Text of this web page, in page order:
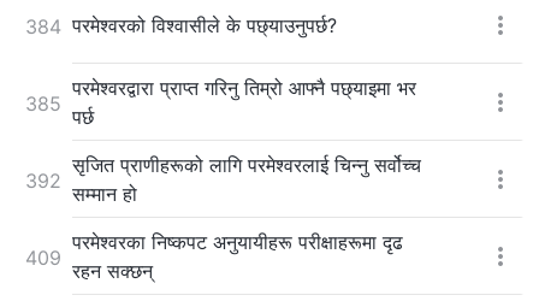
384 परमेश्‍वरको विश्‍वासीले के पछ्याउनुपर्छ?
385
परमेश्‍वरद्वारा प्राप्त गरिनु तिम्रो आफ्नै पछ्याइमा भर
पर्छ
392
सृजित प्राणीहरूको लागि परमेश्‍वरलाई चिन्नु सर्वोच्च
सम्मान हो
409
परमेश्‍वरका निष्कपट अनुयायीहरू परीक्षाहरूमा दृढ
रहन सक्छन्